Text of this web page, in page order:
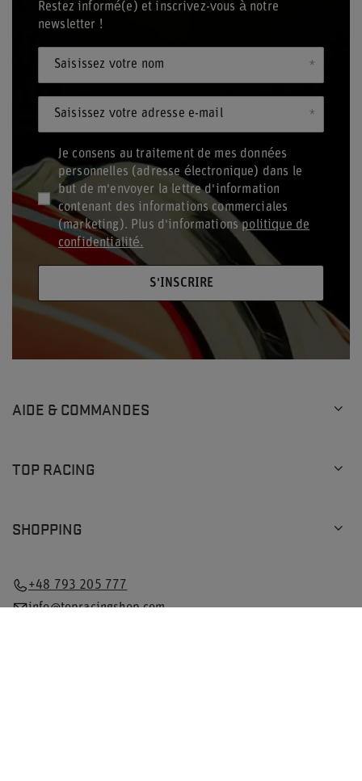
Restez informé(e) et inscrivez-vous à notre
newsletter !
Saisissez votre nom
Saisissez votre adresse e-mail
Je consens au traitement de mes données
personnelles (adresse électronique) dans le
but de m'envoyer la lettre d'information
contenant des informations commerciales
(marketing). Plus d'informationspolitique de
confidentialité.
S'INSCRIRE
AIDE & COMMANDES
TOP RACING
SHOPPING
+48 793 205 777
info@topracingshop.com